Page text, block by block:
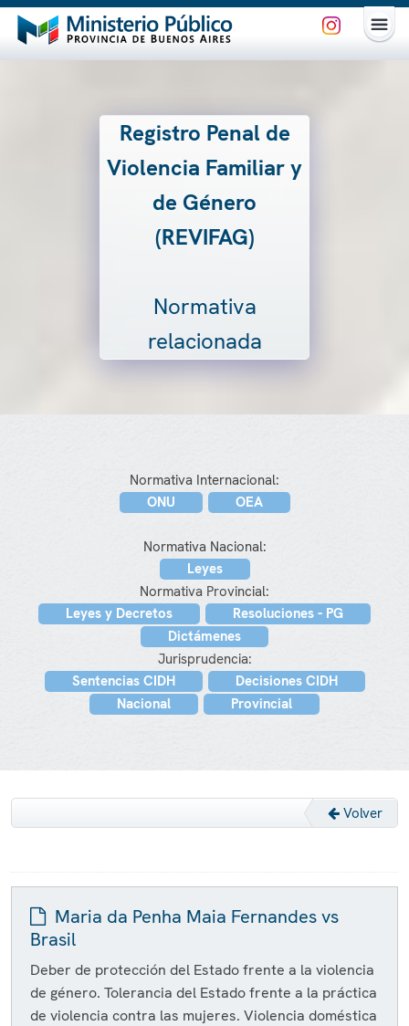
Registro Penal de
Violencia Familiar y
de Género
(REVIFAG)
Normativa
relacionada
Normativa Internacional:
ONU
OEA
Normativa Nacional:
Leyes
Normativa Provincial:
Leyes y Decretos
Resoluciones - PG
Dictámenes
Jurisprudencia:
Sentencias CIDH
Decisiones CIDH
Nacional
Provincial
Volver
Maria da Penha Maia Fernandes vs
Brasil
Deber de protección del Estado frente a la violencia
de género. Tolerancia del Estado frente a la práctica
de violencia contra las mujeres. Violencia doméstica